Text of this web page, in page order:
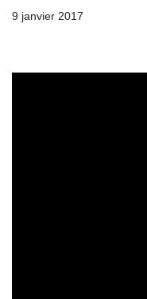
9 janvier 2017